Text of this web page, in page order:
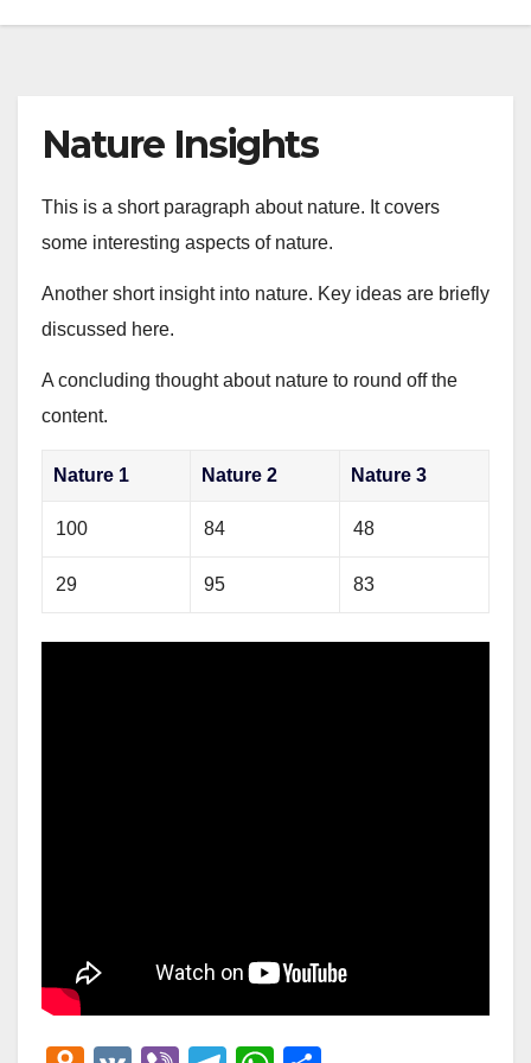
Nature Insights
This is a short paragraph about nature. It covers
some interesting aspects of nature.
Another short insight into nature. Key ideas are briefly
discussed here.
A concluding thought about nature to round off the
content.
Nature 1 Nature 2 Nature 3
100 84 48
29 95 83